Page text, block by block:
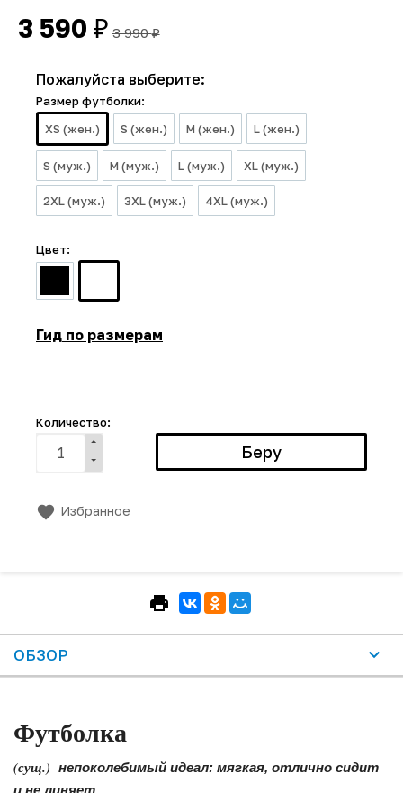
3 590 ₽ 3 990₽
Пожалуйста выберите:
Размер футболки:
XS (жен.)
S (жен.) M (жен.) L (жен.)
S (муж.) M (муж.) L (муж.) XL (муж.)
2XL (муж.) 3XL (муж.) 4XL (муж.)
Цвет:
Гид по размерам
Количество:
Избранное
ОБЗОР
Футболка
(сущ.) непоколебимый идеал: мягкая, отлично сидит